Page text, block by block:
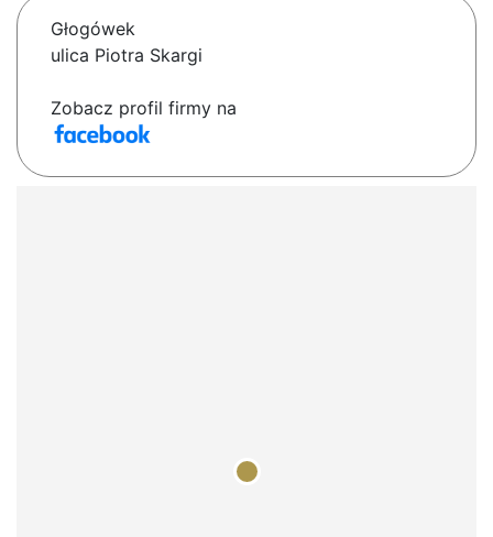
Głogówek
ulica Piotra Skargi
Zobacz profil firmy na